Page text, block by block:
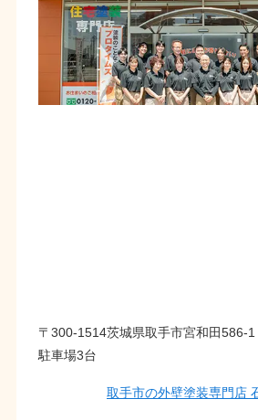
〒300-1514茨城県取手市宮和田586-1
駐車場3台
取手市の外壁塗装専門店